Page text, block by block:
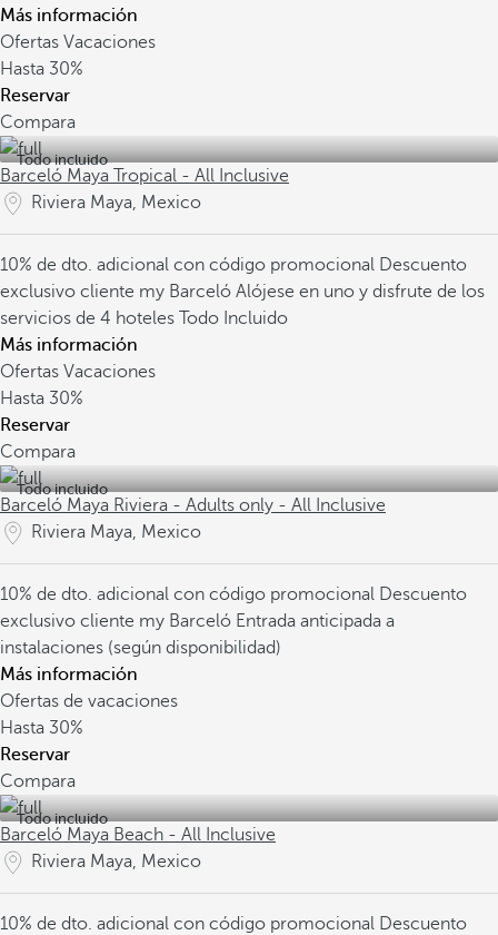
Más información
Ofertas Vacaciones
Hasta 30%
Reservar
Compara
Todo incluido
Barceló Maya Tropical - All Inclusive
Riviera Maya, Mexico
10% de dto. adicional con código promocional Descuento
exclusivo cliente my Barceló Alójese en uno y disfrute de los
servicios de 4 hoteles Todo Incluido
Más información
Ofertas Vacaciones
Hasta 30%
Reservar
Compara
Todo incluido
Barceló Maya Riviera - Adults only - All Inclusive
Riviera Maya, Mexico
10% de dto. adicional con código promocional Descuento
exclusivo cliente my Barceló Entrada anticipada a
instalaciones (según disponibilidad)
Más información
Ofertas de vacaciones
Hasta 30%
Reservar
Compara
Todo incluido
Barceló Maya Beach - All Inclusive
Riviera Maya, Mexico
10% de dto. adicional con código promocional Descuento